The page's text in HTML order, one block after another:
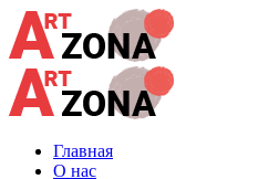
Главная
О нас